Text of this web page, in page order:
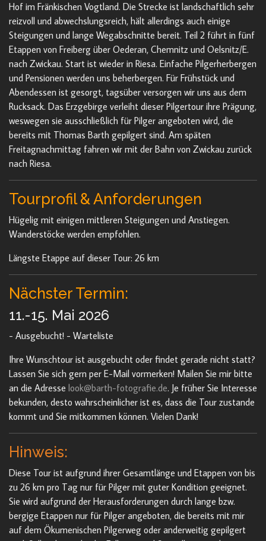
Hof im Fränkischen Vogtland. Die Strecke ist landschaftlich sehr
reizvoll und abwechslungsreich, hält allerdings auch einige
Steigungen und lange Wegabschnitte bereit. Teil 2 führt in fünf
Etappen von Freiberg über Oederan, Chemnitz und Oelsnitz/E.
nach Zwickau. Start ist wieder in Riesa. Einfache Pilgerherbergen
und Pensionen werden uns beherbergen. Für Frühstück und
Abendessen ist gesorgt, tagsüber versorgen wir uns aus dem
Rucksack. Das Erzgebirge verleiht dieser Pilgertour ihre Prägung,
weswegen sie ausschließlich für Pilger angeboten wird, die
bereits mit Thomas Barth gepilgert sind. Am späten
Freitagnachmittag fahren wir mit der Bahn von Zwickau zurück
nach Riesa.
Tourprofil & Anforderungen
Hügelig mit einigen mittleren Steigungen und Anstiegen.
Wanderstöcke werden empfohlen.
Längste Etappe auf dieser Tour: 26 km
Nächster Termin:
11.-15. Mai 2026
- Ausgebucht! - Warteliste
Ihre Wunschtour ist ausgebucht oder findet gerade nicht statt?
Lassen Sie sich gern per E-Mail vormerken! Mailen Sie mir bitte
an die Adresse look@barth-fotografie.de. Je früher Sie Interesse
bekunden, desto wahrscheinlicher ist es, dass die Tour zustande
kommt und Sie mitkommen können. Vielen Dank!
Hinweis:
Diese Tour ist aufgrund ihrer Gesamtlänge und Etappen von bis
zu 26 km pro Tag nur für Pilger mit guter Kondition geeignet.
Sie wird aufgrund der Herausforderungen durch lange bzw.
bergige Etappen nur für Pilger angeboten, die bereits mit mir
auf dem Ökumenischen Pilgerweg oder anderweitig gepilgert